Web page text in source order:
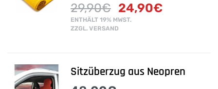
29,90€ 24,90€
ENTHÄLT 19% MWST.
ZZGL. VERSAND
Sitzüberzug aus Neopren